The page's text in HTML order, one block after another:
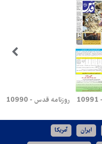
روزنامه قدس - 10990
ایران آمریکا